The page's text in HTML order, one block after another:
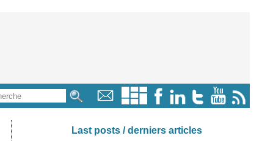
Last posts / derniers articles